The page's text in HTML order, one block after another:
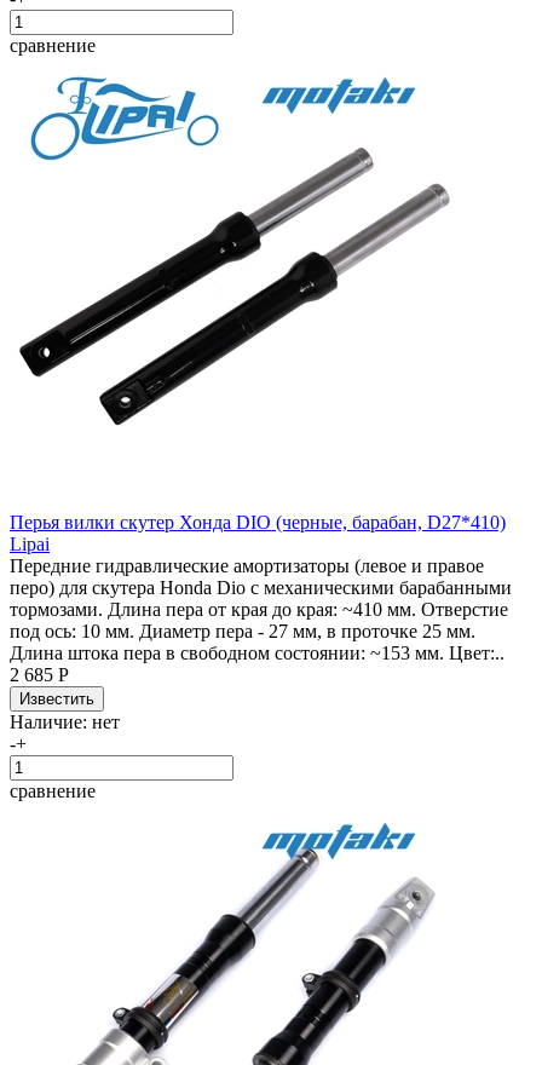
сравнение
Перья вилки скутер Хонда DIO (черные, барабан, D27*410)
Lipai
Передние гидравлические амортизаторы (левое и правое
перо) для скутера Honda Dio с механическими барабанными
тормозами. Длина пера от края до края: ~410 мм. Отверстие
под ось: 10 мм. Диаметр пера - 27 мм, в проточке 25 мм.
Длина штока пера в свободном состоянии: ~153 мм. Цвет:..
2 685 Р
Наличие: нет
-+
сравнение